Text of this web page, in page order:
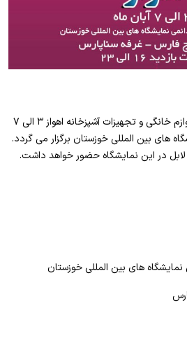
ششمین نمایشگاه تخصصی لوازم خانگی و تجهیزات آشپزخانه اهواز ۳ الی ۷
های بین المللی خوزستان برگزار می گردد.
لابل در این نمایشگاه حضور خواهد داشت.
های بین المللی خوزستان